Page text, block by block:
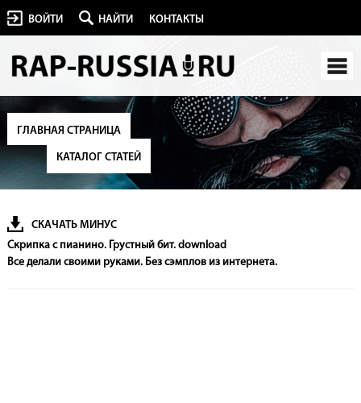
ВОЙТИ НАЙТИ КОНТАКТЫ
ГЛАВНАЯ СТРАНИЦА
КАТАЛОГ СТАТЕЙ
СКАЧАТЬ МИНУС
Скрипка с пианино. Грустный бит. download
Все делали своими руками. Без сэмплов из интернета.